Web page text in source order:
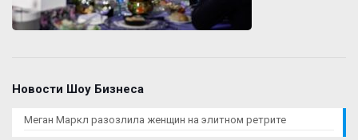
Новости Шоу Бизнеса
Меган Маркл разозлила женщин на элитном ретрите